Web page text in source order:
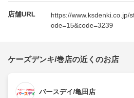
店舗URL
https://www.ksdenki.co.jp/
ode=15&code=3239
ケーズデンキ/巻店の近くのお店
バースデイ/亀田店